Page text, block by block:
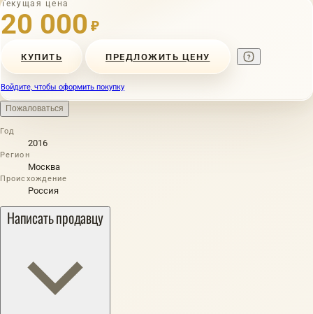
Текущая цена
20 000 ₽
КУПИТЬ ПРЕДЛОЖИТЬ ЦЕНУ
Войдите, чтобы оформить покупку
Пожаловаться
Год
2016
Регион
Москва
Происхождение
Россия
Написать продавцу